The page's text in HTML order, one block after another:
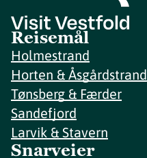
Reisemål
Holmestrand
Horten & Åsgårdstrand
Tønsberg & Færder
Sandefjord
Larvik & Stavern
Snarveier